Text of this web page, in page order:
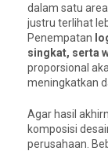
dalam satu
justru terlihat
Penempatan
singkat, serta
proporsional
meningkatkan
Agar hasil
komposisi
perusahaan.